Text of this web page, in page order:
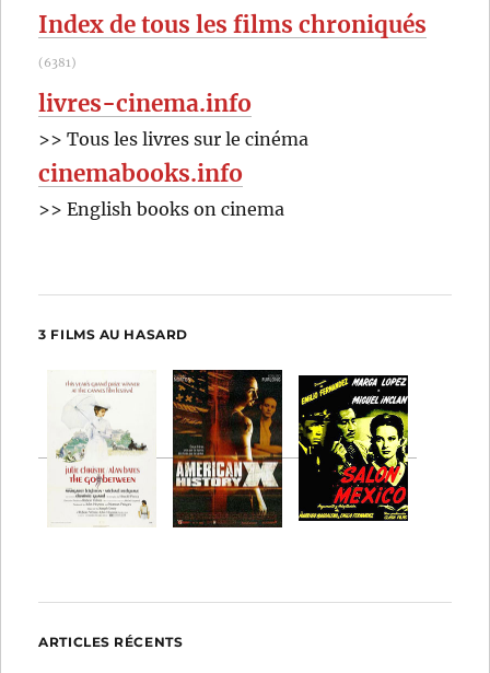
Index de tous les films chroniqués
(6381)
livres-cinema.info
>> Tous les livres sur le cinéma
cinemabooks.info
>> English books on cinema
3 FILMS AU HASARD
ARTICLES RÉCENTS